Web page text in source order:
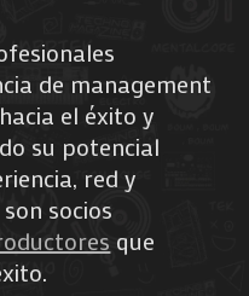
de management
el éxito y
su potencial
red y
socios
que